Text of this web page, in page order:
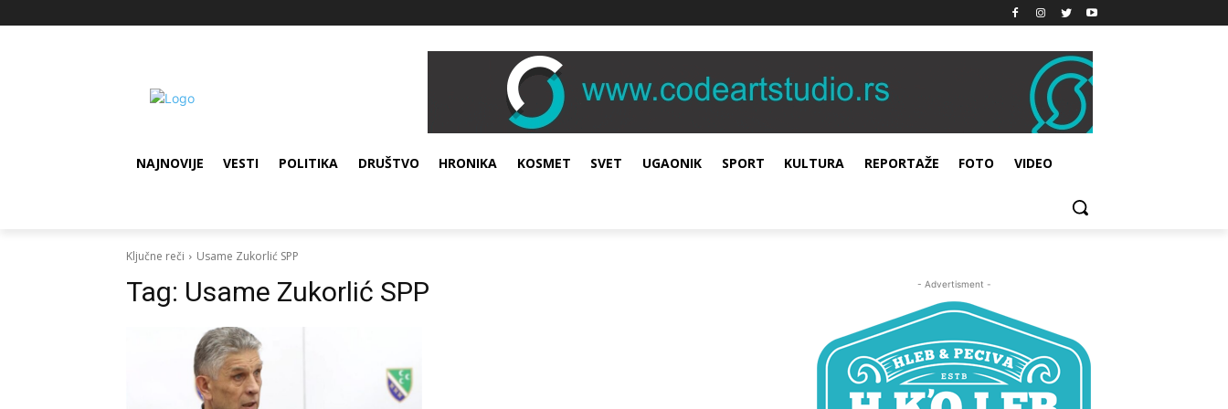
NAJNOVIJE VESTI POLITIKA DRUŠTVO HRONIKA KOSMET SVET UGAONIK SPORT KULTURA REPORTAŽE FOTO VIDEO
Ključne reči Usame Zukorlić SPP
Tag: Usame Zukorlić SPP - Advertisment -